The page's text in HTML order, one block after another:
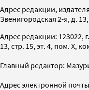
Адрес редакции,
Звенигородская 2-я, д.
Адрес редакции: 123022,
13, стр. 15, эт. 4, пом. X,
Главный редактор:
Адрес электронной